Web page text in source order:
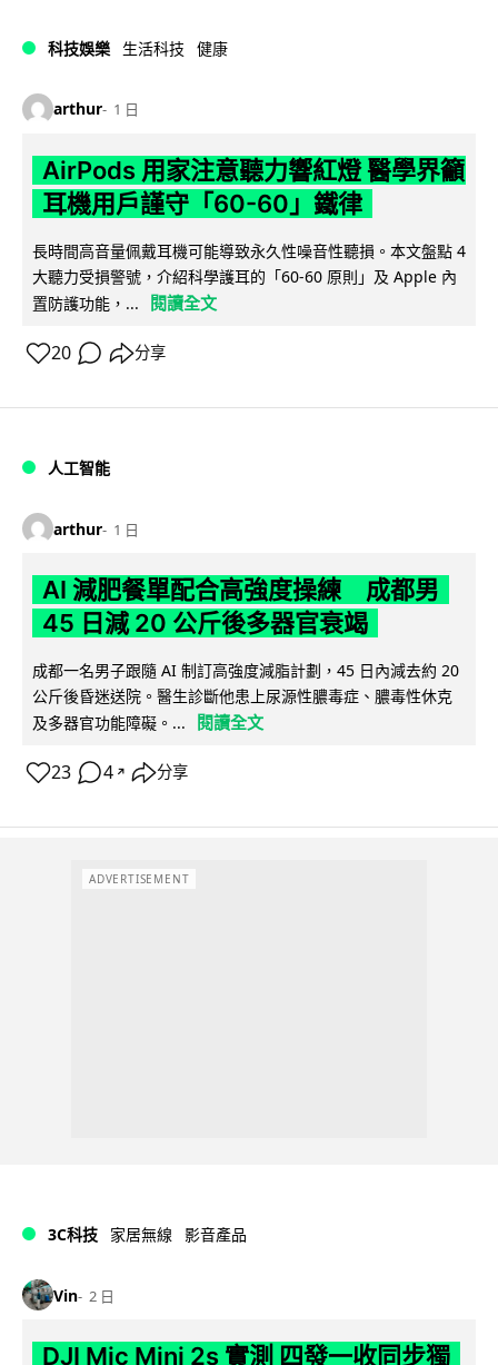
科技娛樂 生活科技 健康
arthur 1 日
AirPods 用家注意聽力響紅燈 醫學界籲
耳機用戶謹守「60-60」鐵律
長時間高音量佩戴耳機可能導致永久性噪音性聽損。本文盤點 4
大聽力受損警號，介紹科學護耳的「60-60 原則」及 Apple 內
置防護功能，...
閱讀全文
20 分享
人工智能
arthur 1 日
AI 減肥餐單配合高強度操練 成都男
45 日減 20 公斤後多器官衰竭
成都一名男子跟隨 AI 制訂高強度減脂計劃，45 日內減去約 20
公斤後昏迷送院。醫生診斷他患上尿源性膿毒症、膿毒性休克
及多器官功能障礙。...
閱讀全文
23 4 ↗ 分享
ADVERTISEMENT
3C科技 家居無線 影音產品
Vin 2 日
DJI Mic Mini 2s 實測 四發一收同步獨